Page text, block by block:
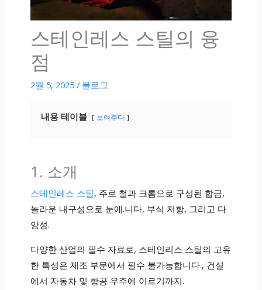
스테인레스 스틸의 융
점
2월 5, 2025 / 블로그
내용 테이블 보여주다
1. 소개
스테인레스 스틸, 주로 철과 크롬으로 구성된 합금,
놀라운 내구성으로 눈에.니다, 부식 저항, 그리고 다
양성.
다양한 산업의 필수 자료로, 스테인리스 스틸의 고유
한 특성은 제조 부문에서 필수 불가능합니다., 건설
에서 자동차 및 항공 우주에 이르기까지.